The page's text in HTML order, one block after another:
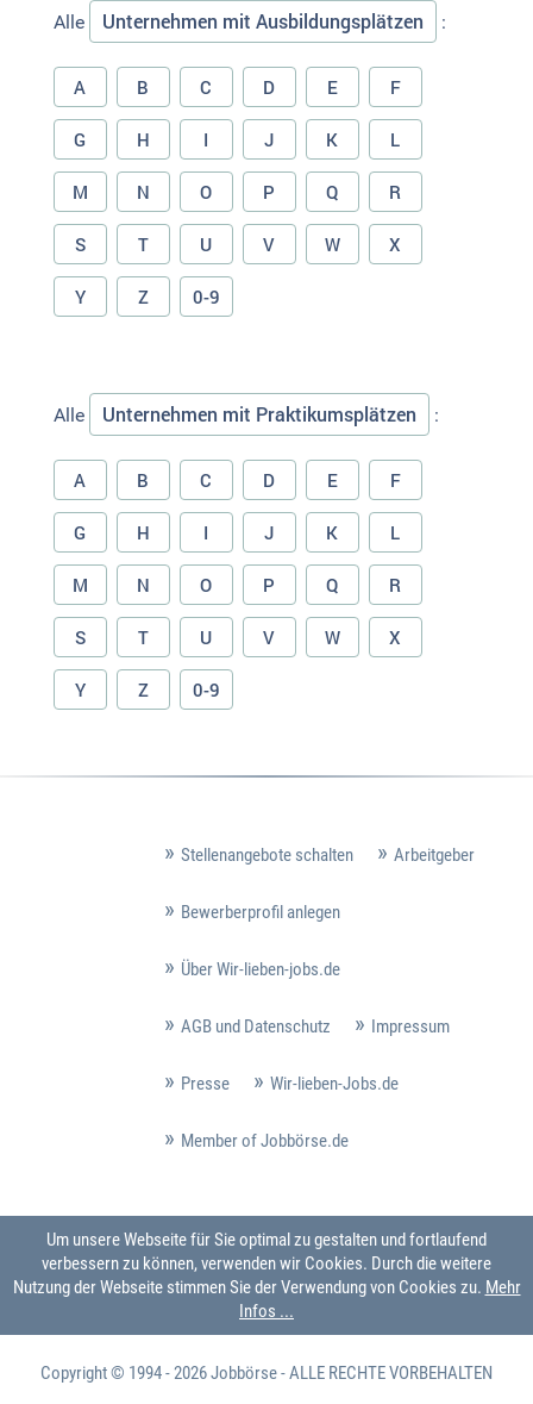
Alle Unternehmen mit Ausbildungsplätzen :
A B C D E F
G H I J K L
M N O P Q R
S T U V W X
Y Z 0-9
Alle Unternehmen mit Praktikumsplätzen :
A B C D E F
G H I J K L
M N O P Q R
S T U V W X
Y Z 0-9
Stellenangebote schalten Arbeitgeber
Bewerberprofil anlegen
Über Wir-lieben-jobs.de
AGB und Datenschutz Impressum
Presse Wir-lieben-Jobs.de
Member of Jobbörse.de
Um unsere Webseite für Sie optimal zu gestalten und fortlaufend
verbessern zu können, verwenden wir Cookies. Durch die weitere
Nutzung der Webseite stimmen Sie der Verwendung von Cookies zu. Mehr
Infos ...
Copyright © 1994 - 2026Jobbörse- ALLE RECHTE VORBEHALTEN